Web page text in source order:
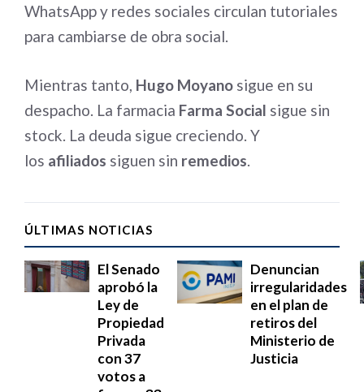
WhatsApp y redes sociales circulan tutoriales
para cambiarse de obra social.
Mientras tanto, Hugo Moyano sigue en su
despacho. La farmacia Farma Social sigue sin
stock. La deuda sigue creciendo. Y
los afiliados siguen sin remedios.
ÚLTIMAS NOTICIAS
El Senado
aprobó la
Ley de
Propiedad
Privada
con 37
votos a
Denuncian
irregularidades
en el plan de
retiros del
Ministerio de
Justicia